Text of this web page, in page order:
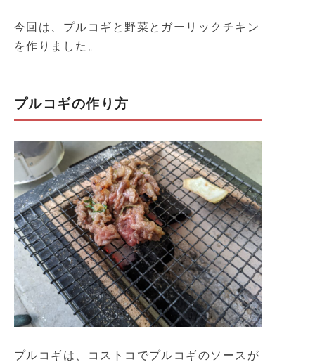
今回は、プルコギと野菜とガーリックチキン
を作りました。
プルコギの作り方
プルコギは、コストコでプルコギのソースが